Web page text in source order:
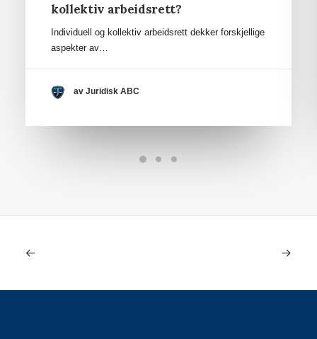
kollektiv arbeidsrett?
Individuell og kollektiv arbeidsrett dekker forskjellige
aspekter av…
av Juridisk ABC